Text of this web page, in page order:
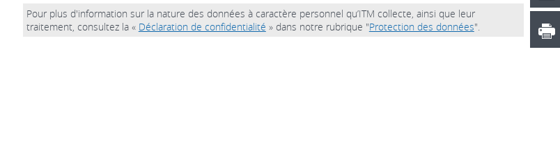
Pour plus d'information sur la nature des données à caractère personnel qu’ITM collecte, ainsi que leur
traitement, consultez la « Déclaration de confidentialité » dans notre rubrique "Protection des données".